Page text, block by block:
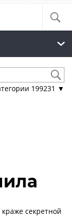
199231 ▼
секретной